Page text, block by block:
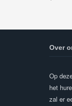
Over
Op
het
zal er